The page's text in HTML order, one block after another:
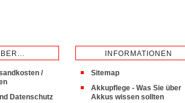
/
Datenschutz
INFORMATIONEN
Sitemap
Akkupflege - Was Sie über
Akkus wissen sollten